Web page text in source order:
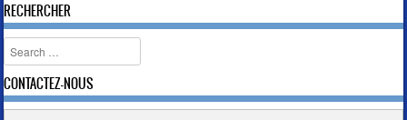
RECHERCHER
Search
CONTACTEZ-NOUS